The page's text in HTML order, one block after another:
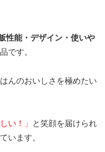
性能・デザイン・使いや
です。
んのおいしさを極めたい
い！」
と笑顔を届けられ
います。